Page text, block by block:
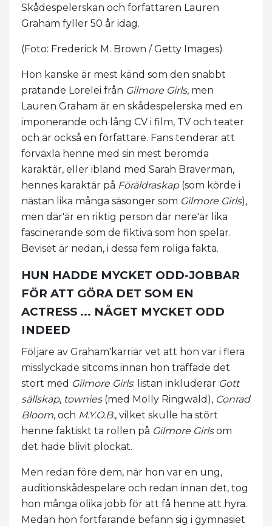
Skådespelerskan och författaren Lauren
Graham fyller 50 år idag.
(Foto: Frederick M. Brown / Getty Images)
Hon kanske är mest känd som den snabbt
pratande Lorelei från Gilmore Girls, men
Lauren Graham är en skådespelerska med en
imponerande och lång CV i film, TV och teater
och är också en författare. Fans tenderar att
förväxla henne med sin mest berömda
karaktär, eller ibland med Sarah Braverman,
hennes karaktär på Föräldraskap(som körde i
nästan lika många säsonger som Gilmore Girls),
men där'är en riktig person där nere'är lika
fascinerande som de fiktiva som hon spelar.
Beviset är nedan, i dessa fem roliga fakta.
HUN HADDE MYCKET ODD-JOBBAR
FÖR ATT GÖRA DET SOM EN
ACTRESS ... NÅGET MYCKET ODD
INDEED
Följare av Graham'karriär vet att hon var i flera
misslyckade sitcoms innan hon träffade det
stort med Gilmore Girls: listan inkluderar Gott
sällskap, townies(med Molly Ringwald), Conrad
Bloom, och M.Y.O.B., vilket skulle ha stört
henne faktiskt ta rollen på Gilmore Girlsom
det hade blivit plockat.
Men redan före dem, när hon var en ung,
auditionskådespelare och redan innan det, tog
hon många olika jobb för att få henne att hyra.
Medan hon fortfarande befann sig i gymnasiet